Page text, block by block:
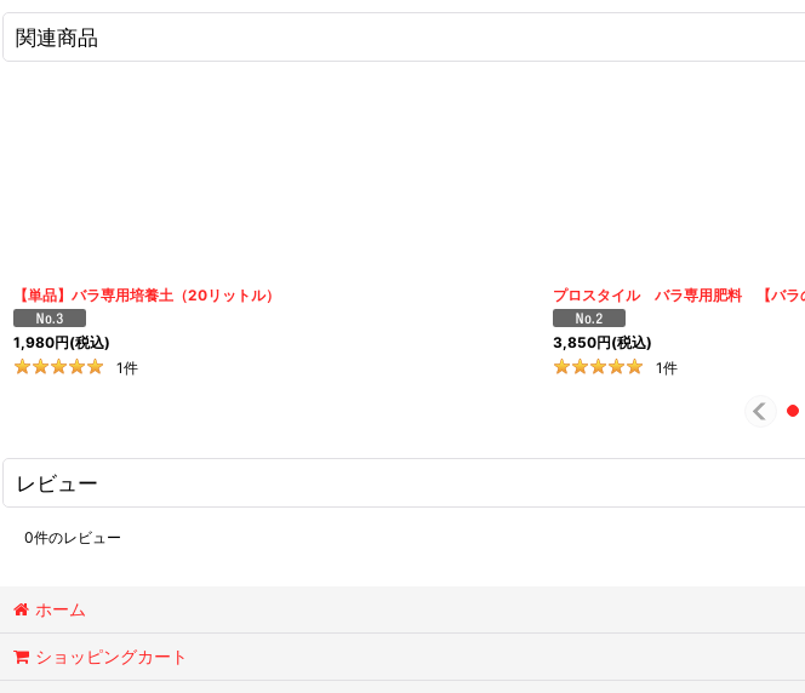
関連商品
【単品】バラ専用培養土（20リットル）
1,980円(税込)
1件
プロスタイル バラ専用肥料 【バラ
3,850円(税込)
1件
レビュー
0件のレビュー
ホーム
ショッピングカート